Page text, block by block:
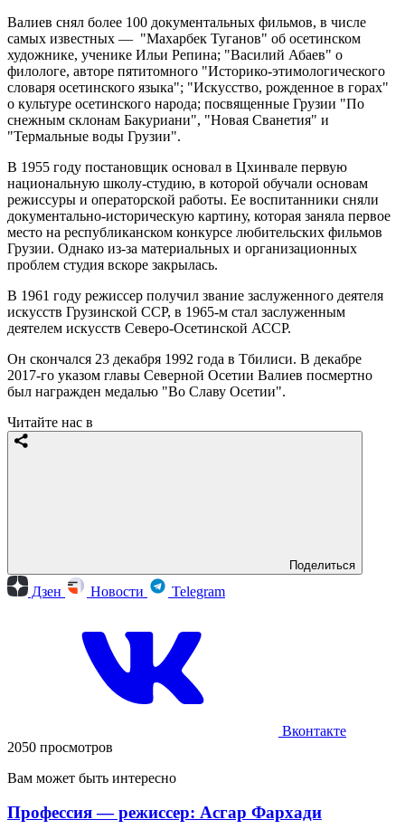
Валиев снял более 100 документальных фильмов, в числе
самых известных — "Махарбек Туганов" об осетинском
художнике, ученике Ильи Репина; "Василий Абаев" о
филологе, авторе пятитомного "Историко-этимологического
словаря осетинского языка"; "Искусство, рожденное в горах"
о культуре осетинского народа; посвященные Грузии "По
снежным склонам Бакуриани", "Новая Сванетия" и
"Термальные воды Грузии".
В 1955 году постановщик основал в Цхинвале первую
национальную школу-студию, в которой обучали основам
режиссуры и операторской работы. Ее воспитанники сняли
документально-историческую картину, которая заняла первое
место на республиканском конкурсе любительских фильмов
Грузии. Однако из-за материальных и организационных
проблем студия вскоре закрылась.
В 1961 году режиссер получил звание заслуженного деятеля
искусств Грузинской ССР, в 1965-м стал заслуженным
деятелем искусств Северо-Осетинской АССР.
Он скончался 23 декабря 1992 года в Тбилиси. В декабре
2017-го указом главы Северной Осетии Валиев посмертно
был награжден медалью "Во Славу Осетии".
Читайте нас в
Поделиться
Дзен Новости Telegram
Вконтакте
2050 просмотров
Вам может быть интересно
Профессия — режиссер: Асгар Фархади